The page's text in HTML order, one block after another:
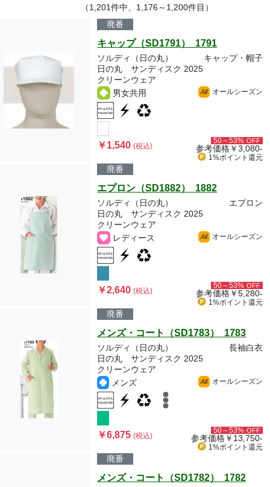
（1,201件中、1,176～1,200件目）
廃番
キャップ（SD1791） 1791
ソルディ（日の丸）
キャップ・帽子
日の丸 サンディスク 2025
クリーンウェア
男女共用
All オールシーズン
￥1,540(税込)
50～53% OFF
参考価格￥3,080-
1%ポイント 還元
廃番
エプロン（SD1882） 1882
ソルディ（日の丸）
エプロン
日の丸 サンディスク 2025
クリーンウェア
レディース
All オールシーズン
￥2,640(税込)
50～53% OFF
参考価格￥5,280-
1%ポイント 還元
廃番
メンズ・コート（SD1783） 1783
ソルディ（日の丸）
長袖白衣
日の丸 サンディスク 2025
クリーンウェア
メンズ
All オールシーズン
￥6,875(税込)
50～53% OFF
参考価格￥13,750-
1%ポイント 還元
廃番
メンズ・コート（SD1782） 1782